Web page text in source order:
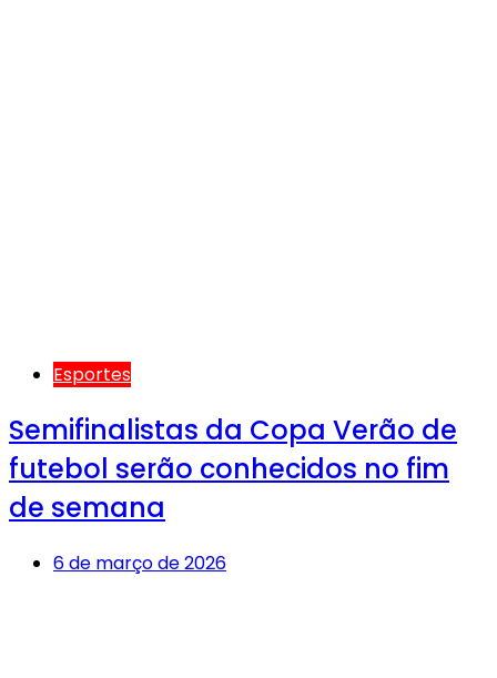
Esportes
Semifinalistas da Copa Verão de
futebol serão conhecidos no fim
de semana
6 de março de 2026